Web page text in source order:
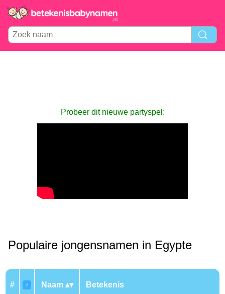
Probeer dit nieuwe partyspel:
Populaire jongensnamen in Egypte
# ♂ Naam Betekenis